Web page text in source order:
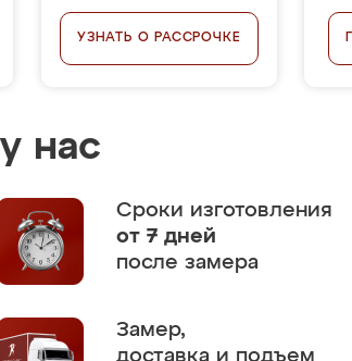
УЗНАТЬ О РАССРОЧКЕ
нас
Сроки изготовления
от 7 дней
после замера
Замер,
доставка и подъем